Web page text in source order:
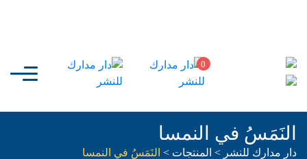
0
النَمَسُ في النمسا
دار مدارك للنشر > المنتجات > النَمَسُ في النمسا